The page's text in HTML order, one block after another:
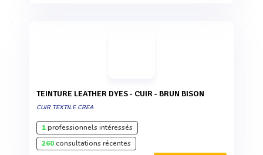
TEINTURE LEATHER DYES - CUIR - BRUN BISON
CUIR TEXTILE CREA
1professionnels intéressés
260consultations récentes